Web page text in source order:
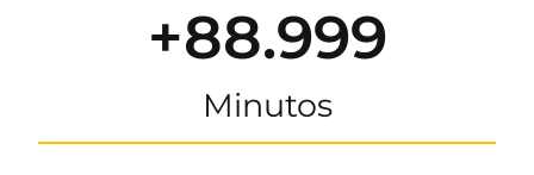
+88.999
Minutos